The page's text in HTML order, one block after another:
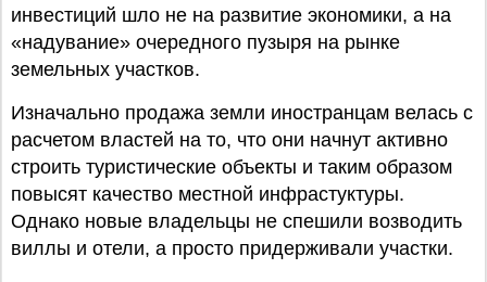
инвестиций шло не на развитие экономики, а на
«надувание» очередного пузыря на рынке
земельных участков.
Изначально продажа земли иностранцам велась с
расчетом властей на то, что они начнут активно
строить туристические объекты и таким образом
повысят качество местной инфрастуктуры.
Однако новые владельцы не спешили возводить
виллы и отели, а просто придерживали участки.